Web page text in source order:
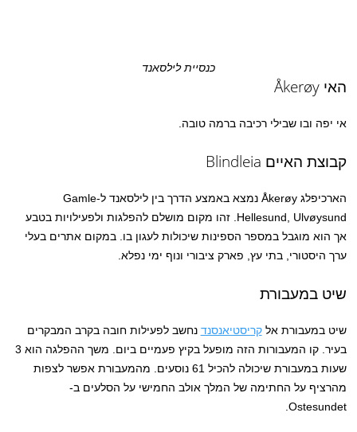
כנסיית לילסאנד
האי Åkerøy
אי יפה ובו שבילי רכיבה ברמה טובה.
קבוצת האיים Blindleia
הארכיפלג Åkerøy נמצא באמצע הדרך בין לילסאנד ל-Gamle
Hellesund, Ulvøysund. זהו מקום מושלם להפלגות ולפעילויות בטבע
אך הוא מוגבל במספר הספינות שיכולות לעגון בו. במקום אתרים בעלי
ערך היסטורי, בתי עץ, פארק ציבורי ונוף ימי נפלא.
שיט במעבורת
שיט במעבורת אלקריסטיאנסנד נחשב לפעילות חובה בקרב המבקרים
בעיר. קו המעבורות הזה מופעל בקיץ פעמיים ביום. משך ההפלגה הוא 3
שעות במעבורת שיכולה להכיל 61 נוסעים. מהמעבורת אפשר לצפות
מהרציף על החתימה של המלך אולב החמישי על הסלעים ב-
Ostesundet.